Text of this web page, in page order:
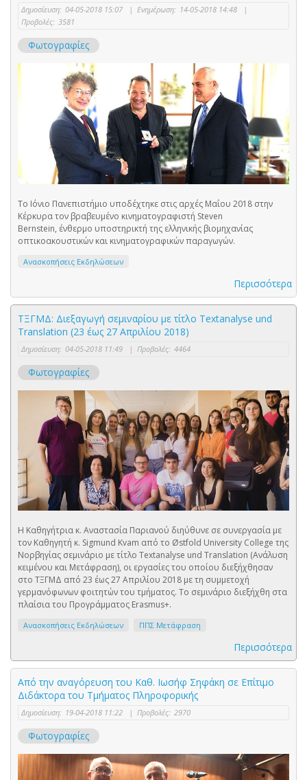
Δημοσίευση: 04-05-2018 15:07 | Ενημέρωση: 14-05-2018 14:48
|
Προβολές: 3581
Φωτογραφίες
Το Ιόνιο Πανεπιστήμιο υποδέχτηκε στις αρχές Μαΐου 2018 στην
Κέρκυρα τον βραβευμένο κινηματογραφιστή Steven
Bernstein, ένθερμο υποστηρικτή της ελληνικής βιομηχανίας
οπτικοακουστικών και κινηματογραφικών παραγωγών.
Ανασκοπήσεις Εκδηλώσεων
Περισσότερα
ΤΞΓΜΔ: Διεξαγωγή σεμιναρίου με τίτλο Textanalyse und
Translation (23 έως 27 Απριλίου 2018)
Δημοσίευση: 04-05-2018 11:49 | Προβολές: 4464
Φωτογραφίες
Η Καθηγήτρια κ. Αναστασία Παριανού διηύθυνε σε συνεργασία με
τον Καθηγητή κ. Sigmund Kvam από το Østfold University College της
Νορβηγίας σεμινάριο με τίτλο Textanalyse und Translation (Ανάλυση
κειμένου και Μετάφραση), οι εργασίες του οποίου διεξήχθησαν
στο ΤΞΓΜΔ από 23 έως 27 Απριλίου 2018 με τη συμμετοχή
γερμανόφωνων φοιτητών του τμήματος. Το σεμινάριο διεξήχθη στα
πλαίσια του Προγράμματος Erasmus+.
Ανασκοπήσεις Εκδηλώσεων ΠΠΣ Μετάφραση
Περισσότερα
Από την αναγόρευση του Καθ. Ιωσήφ Σηφάκη σε Επίτιμο
Διδάκτορα του Τμήματος Πληροφορικής
Δημοσίευση: 19-04-2018 11:22 | Προβολές: 2970
Φωτογραφίες